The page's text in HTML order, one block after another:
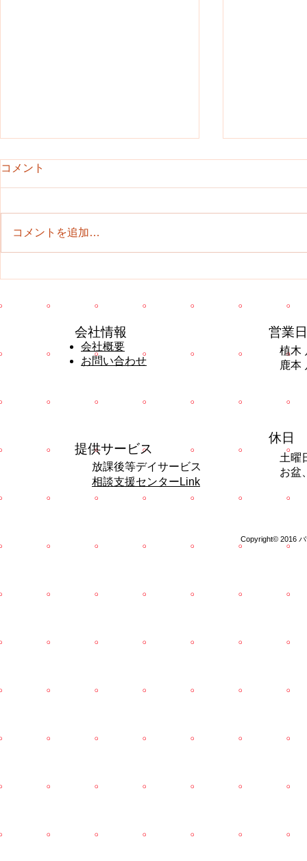
コメント
コメントを追加…
​会社情報
会社概要
お問い合わせ
営業日
植木
鹿本
提供サービス
放課後等デイサービス
​相談支援センターLink
​休日
土曜
お盆
Copyright© 2016